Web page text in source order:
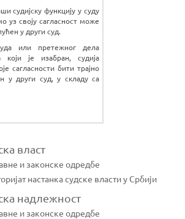
судијску функцију у суду
уз своју сагласност може
у други суд.
или претежног дела
је изабран, судија
сагласности бити трајно
у други суд, у складу са
власт
и законске одредбе
настанка судске власти у Србији
надлежност
и законске одредбе